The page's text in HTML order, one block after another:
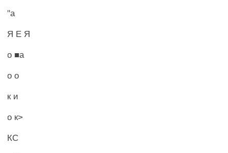
"а
Я Е Я
о ■а
о о
к и
о к>
КС